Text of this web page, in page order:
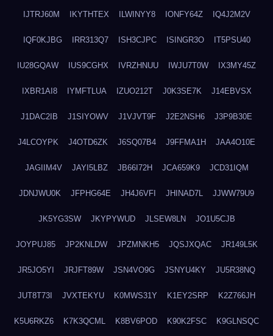
IJTRJ60M IKYTHTEX ILWINYY8 IONFY64Z IQ4J2M2V
IQF0KJBG IRR313Q7 ISH3CJPC ISINGR3O IT5PSU40
IU28GQAW IUS9CGHX IVRZHNUU IWJU7T0W IX3MY45Z
IXBR1AI8 IYMFTLUA IZUO212T J0K3SE7K J14EBVSX
J1DAC2IB J1SIYOWV J1VJVT9F J2E2NSH6 J3P9B30E
J4LCOYPK J4OTD6ZK J6SQ07B4 J9FFMA1H JAA4O10E
JAGIIM4V JAYI5LBZ JB66I72H JCA659K9 JCD31IQM
JDNJWU0K JFPHG64E JH4J6VFI JHINAD7L JJWW79U9
JK5YG3SW JKYPYWUD JLSEW8LN JO1U5CJB
JOYPUJ85 JP2KNLDW JPZMNKH5 JQSJXQAC JR149L5K
JR5JO5YI JRJFT89W JSN4VO9G JSNYU4KY JU5R38NQ
JUT8T73I JVXTEKYU K0MWS31Y K1EY2SRP K2Z766JH
K5U6RKZ6 K7K3QCML K8BV6POD K90K2FSC K9GLNSQC